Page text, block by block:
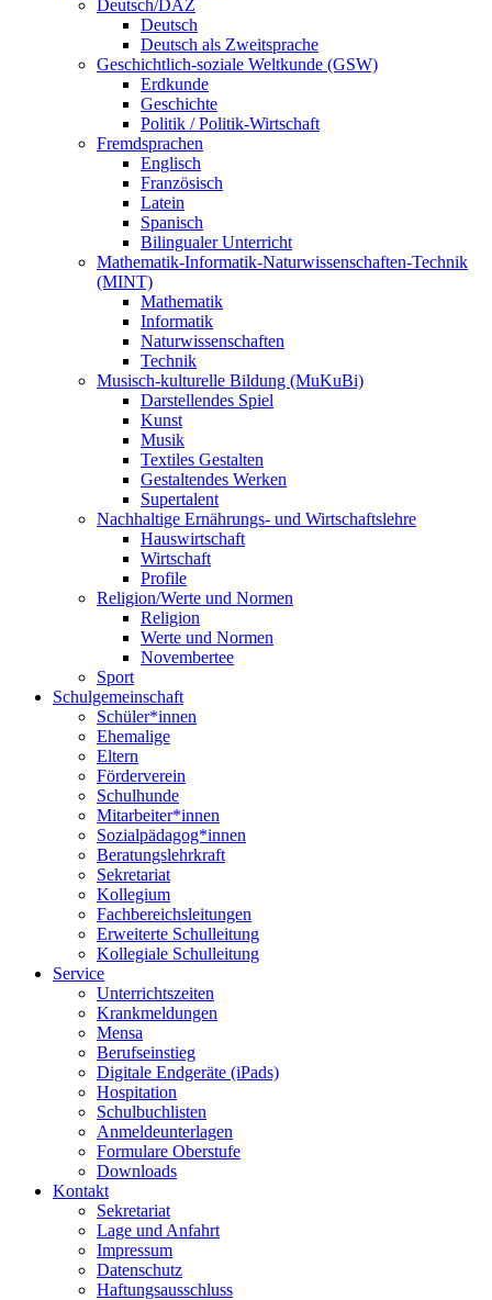
Deutsch/DAZ
Deutsch
Deutsch als Zweitsprache
Geschichtlich-soziale Weltkunde (GSW)
Erdkunde
Geschichte
Politik / Politik-Wirtschaft
Fremdsprachen
Englisch
Französisch
Latein
Spanisch
Bilingualer Unterricht
Mathematik-Informatik-Naturwissenschaften-Technik
(MINT)
Mathematik
Informatik
Naturwissenschaften
Technik
Musisch-kulturelle Bildung (MuKuBi)
Darstellendes Spiel
Kunst
Musik
Textiles Gestalten
Gestaltendes Werken
Supertalent
Nachhaltige Ernährungs- und Wirtschaftslehre
Hauswirtschaft
Wirtschaft
Profile
Religion/Werte und Normen
Religion
Werte und Normen
Novembertee
Sport
Schulgemeinschaft
Schüler*innen
Ehemalige
Eltern
Förderverein
Schulhunde
Mitarbeiter*innen
Sozialpädagog*innen
Beratungslehrkraft
Sekretariat
Kollegium
Fachbereichsleitungen
Erweiterte Schulleitung
Kollegiale Schulleitung
Service
Unterrichtszeiten
Krankmeldungen
Mensa
Berufseinstieg
Digitale Endgeräte (iPads)
Hospitation
Schulbuchlisten
Anmeldeunterlagen
Formulare Oberstufe
Downloads
Kontakt
Sekretariat
Lage und Anfahrt
Impressum
Datenschutz
Haftungsausschluss